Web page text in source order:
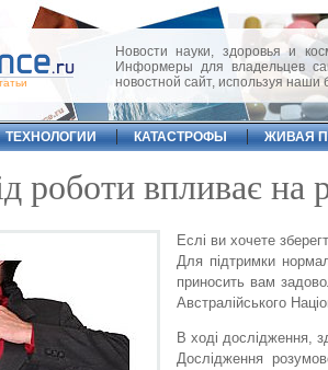
Новости науки, здоровья и
Информеры для владельцев
новостной сайт, используя
ТЕХНОЛОГИИ КАТАСТРОФЫ ЖИВАЯ
роботи впливає на
Еслі ви хочете
Для підтримки
приносить вам
Австралійського
В ході дослідження,
Дослідження